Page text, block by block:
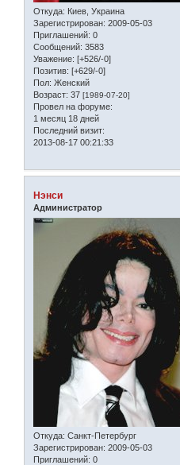
Откуда: Киев, Украина
Зарегистрирован: 2009-05-03
Приглашений: 0
Сообщений: 3583
Уважение: [+526/-0]
Позитив: [+629/-0]
Пол: Женский
Возраст: 37 [1989-07-20]
Провел на форуме:
1 месяц 18 дней
Последний визит:
2013-08-17 00:21:33
Нэнси
Администратор
Откуда: Санкт-Петербург
Зарегистрирован: 2009-05-03
Приглашений: 0